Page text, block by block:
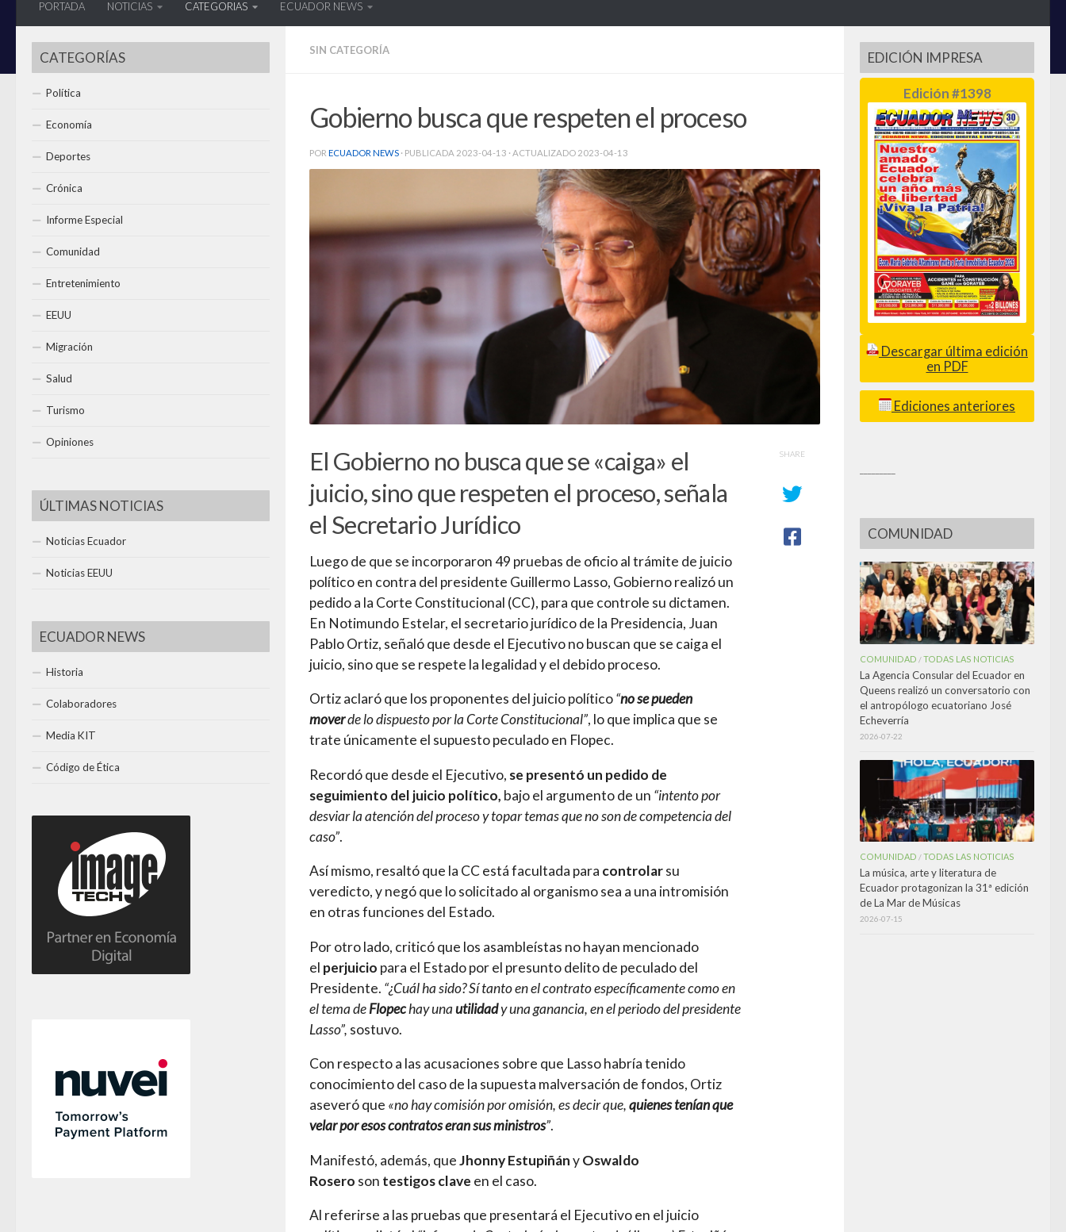
PORTADA NOTICIAS CATEGORIAS ECUADOR NEWS
SIN CATEGORÍA
Gobierno busca que respeten el proceso
POR ECUADOR NEWS · PUBLICADA 2023-04-13 · ACTUALIZADO 2023-04-13
El Gobierno no busca que se «caiga» el
juicio, sino que respeten el proceso, señala
el Secretario Jurídico
Luego de que se incorporaron 49 pruebas de oficio al trámite de juicio
político en contra del presidente Guillermo Lasso, Gobierno realizó un
pedido a la Corte Constitucional (CC), para que controle su dictamen.
En Notimundo Estelar, el secretario jurídico de la Presidencia, Juan
Pablo Ortiz, señaló que desde el Ejecutivo no buscan que se caiga el
juicio, sino que se respete la legalidad y el debido proceso.
Ortiz aclaró que los proponentes del juicio político“no se pueden
moverde lo dispuesto por la Corte Constitucional”, lo que implica que se
trate únicamente el supuesto peculado en Flopec.
Recordó que desde el Ejecutivo, se presentó un pedido de
seguimiento del juicio político, bajo el argumento de un “intento por
desviar la atención del proceso y topar temas que no son de competencia del
caso”.
Así mismo, resaltó que la CC está facultada para controlarsu
veredicto, y negó que lo solicitado al organismo sea a una intromisión
en otras funciones del Estado.
Por otro lado, criticó que los asambleístas no hayan mencionado
el perjuicio para el Estado por el presunto delito de peculado del
Presidente. “¿Cuál ha sido? Sí tanto en el contrato específicamente como en
el tema deFlopechay unautilidady una ganancia, en el periodo del presidente
Lasso”, sostuvo.
Con respecto a las acusaciones sobre que Lasso habría tenido
conocimiento del caso de la supuesta malversación de fondos, Ortiz
aseveró que «no hay comisión por omisión, es decir que,quienes tenían que
velar por esos contratos eran sus ministros”.
Manifestó, además, queJhonny EstupiñányOswaldo
Rosero son testigos clave en el caso.
Al referirse a las pruebas que presentará el Ejecutivo en el juicio
SHARE
CATEGORÍAS
Política
Economía
Deportes
Crónica
Informe Especial
Comunidad
Entretenimiento
EEUU
Migración
Salud
Turismo
Opiniones
ÚLTIMAS NOTICIAS
Noticias Ecuador
Noticias EEUU
ECUADOR NEWS
Historia
Colaboradores
Media KIT
Código de Ética
EDICIÓN IMPRESA
Edición #1398
Descargar última edición
en PDF
Ediciones anteriores
COMUNIDAD
COMUNIDAD /TODAS LAS NOTICIAS
La Agencia Consular del Ecuador en
Queens realizó un conversatorio con
el antropólogo ecuatoriano José
Echeverría
2026-07-22
COMUNIDAD /TODAS LAS NOTICIAS
La música, arte y literatura de
Ecuador protagonizan la 31ª edición
de La Mar de Músicas
2026-07-15